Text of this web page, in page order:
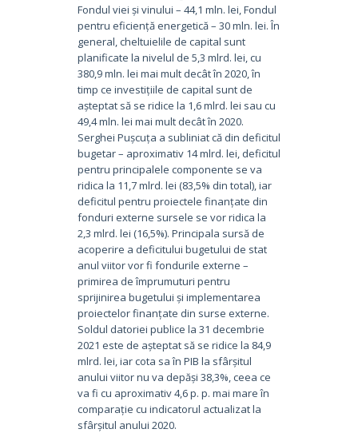
Fondul viei și vinului – 44,1 mln. lei, Fondul
pentru eficiență energetică – 30 mln. lei. În
general, cheltuielile de capital sunt
planificate la nivelul de 5,3 mlrd. lei, cu
380,9 mln. lei mai mult decât în ​​2020, în
timp ce investițiile de capital sunt de
așteptat să se ridice la 1,6 mlrd. lei sau cu
49,4 mln. lei mai mult decât în ​​2020.
Serghei Pușcuța a subliniat că din deficitul
bugetar – aproximativ 14 mlrd. lei, deficitul
pentru principalele componente se va
ridica la 11,7 mlrd. lei (83,5% din total), iar
deficitul pentru proiectele finanțate din
fonduri externe sursele se vor ridica la
2,3 mlrd. lei (16,5%). Principala sursă de
acoperire a deficitului bugetului de stat
anul viitor vor fi fondurile externe –
primirea de împrumuturi pentru
sprijinirea bugetului și implementarea
proiectelor finanțate din surse externe.
Soldul datoriei publice la 31 decembrie
2021 este de așteptat să se ridice la 84,9
mlrd. lei, iar cota sa în PIB la sfârșitul
anului viitor nu va depăși 38,3%, ceea ce
va fi cu aproximativ 4,6 p. p. mai mare în
comparație cu indicatorul actualizat la
sfârșitul anului 2020.